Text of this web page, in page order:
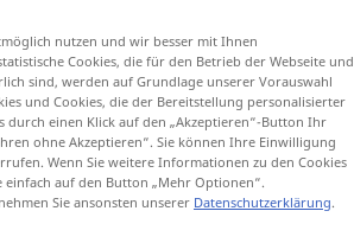
nutzen und wir besser mit Ihnen
Cookies, die für den Betrieb der Webseite und
sind, werden auf Grundlage unserer Vorauswahl
und Cookies, die der Bereitstellung personalisierter
einen Klick auf den „Akzeptieren“-Button Ihr
ohne Akzeptieren“. Sie können Ihre Einwilligung
Wenn Sie weitere Informationen zu den Cookies
auf den Button „Mehr Optionen“.
Sie ansonsten unserer Datenschutzerklärung.